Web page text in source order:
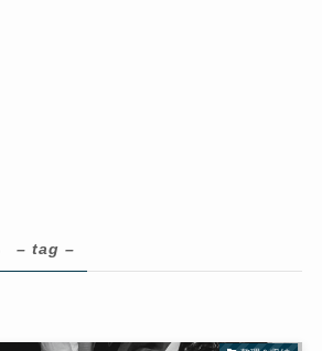
– tag –